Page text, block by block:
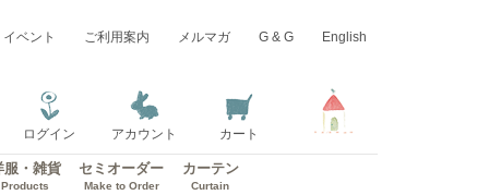
English
G & G
メルマガ
ご利用案内
イベント
ログイン アカウント カート
服・雑貨
Products
セミオーダー
Make to Order
カーテン
Curtain